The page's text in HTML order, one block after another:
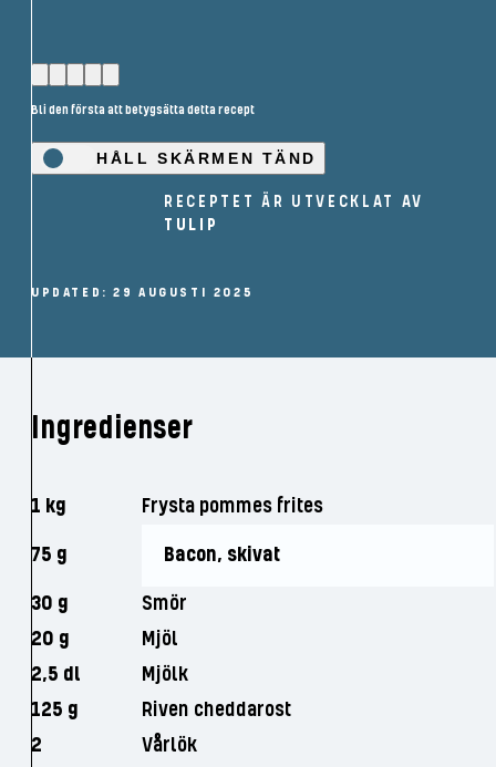
Bli den första att betygsätta detta recept
HÅLL SKÄRMEN TÄND
RECEPTET ÄR UTVECKLAT AV
TULIP
UPDATED: 29 AUGUSTI 2025
Ingredienser
1 kg
Frysta pommes frites
75 g
Bacon, skivat
30 g
Smör
20 g
Mjöl
2,5 dl
Mjölk
125 g
Riven cheddarost
2
Vårlök